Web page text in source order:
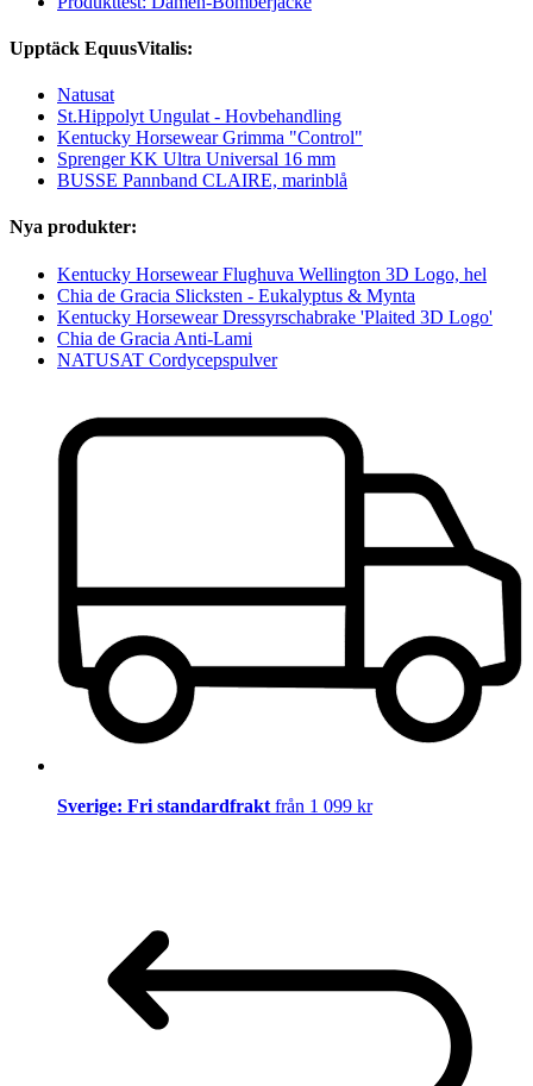
Upptäck EquusVitalis:
Natusat
St.Hippolyt Ungulat - Hovbehandling
Kentucky Horsewear Grimma "Control"
Sprenger KK Ultra Universal 16 mm
BUSSE Pannband CLAIRE, marinblå
Nya produkter:
Kentucky Horsewear Flughuva Wellington 3D Logo, hel
Chia de Gracia Slicksten - Eukalyptus & Mynta
Kentucky Horsewear Dressyrschabrake 'Plaited 3D Logo'
Chia de Gracia Anti-Lami
NATUSAT Cordycepspulver
Sverige: Fri standardfrakt från 1 099 kr